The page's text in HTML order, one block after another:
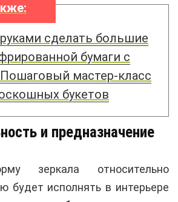
сделать большие
бумаги с
мастер-класс
букетов
и предназначение
зеркала относительно
будет исполнять в интерьере